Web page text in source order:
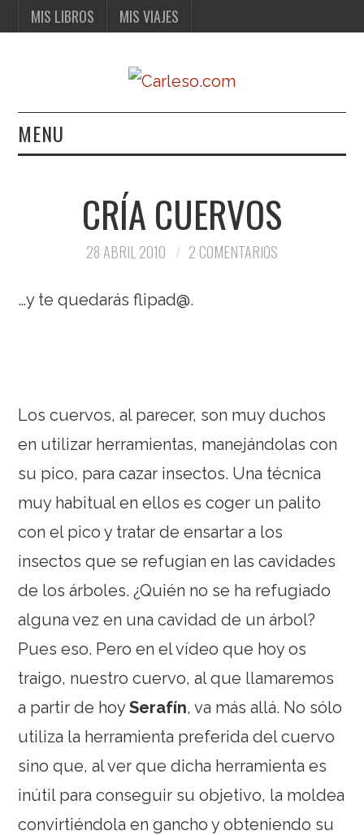
MIS LIBROS MIS VIAJES
MENU
MIS VIAJESCRÍA CUERVOS
28 ABRIL 2010 2 COMENTARIOS
…y te quedarás flipad@.
Los cuervos, al parecer, son muy duchos
en utilizar herramientas, manejándolas con
su pico, para cazar insectos. Una técnica
muy habitual en ellos es coger un palito
con el pico y tratar de ensartar a los
insectos que se refugian en las cavidades
de los árboles. ¿Quién no se ha refugiado
alguna vez en una cavidad de un árbol?
Pues eso. Pero en el vídeo que hoy os
traigo, nuestro cuervo, al que llamaremos
a partir de hoySerafín, va más allá. No sólo
utiliza la herramienta preferida del cuervo
sino que, al ver que dicha herramienta es
inútil para conseguir su objetivo, la moldea
convirtiéndola en gancho y obteniendo su